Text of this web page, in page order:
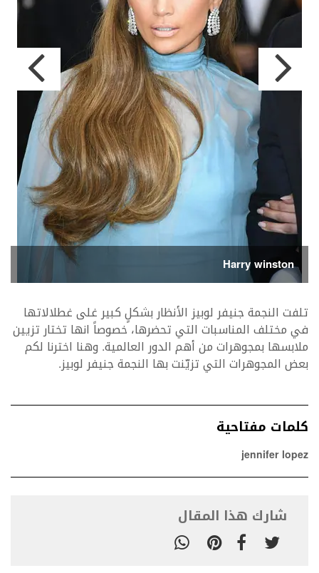
Harry winston
تلفت النجمة جنيفر لوبيز الأنظار بشكلٍ كبير غلى غطلالاتها
في مختلف المناسبات التي تحضرها، خصوصاً انها تختار تزيين
ملابسها بمجوهرات من أهم الدور العالمية. وهنا اخترنا لكم
بعض المجوهرات التي تزيّنت بها النجمة جنيفر لوبيز.
كلمات مفتاحية
jennifer lopez
شارك هذا المقال